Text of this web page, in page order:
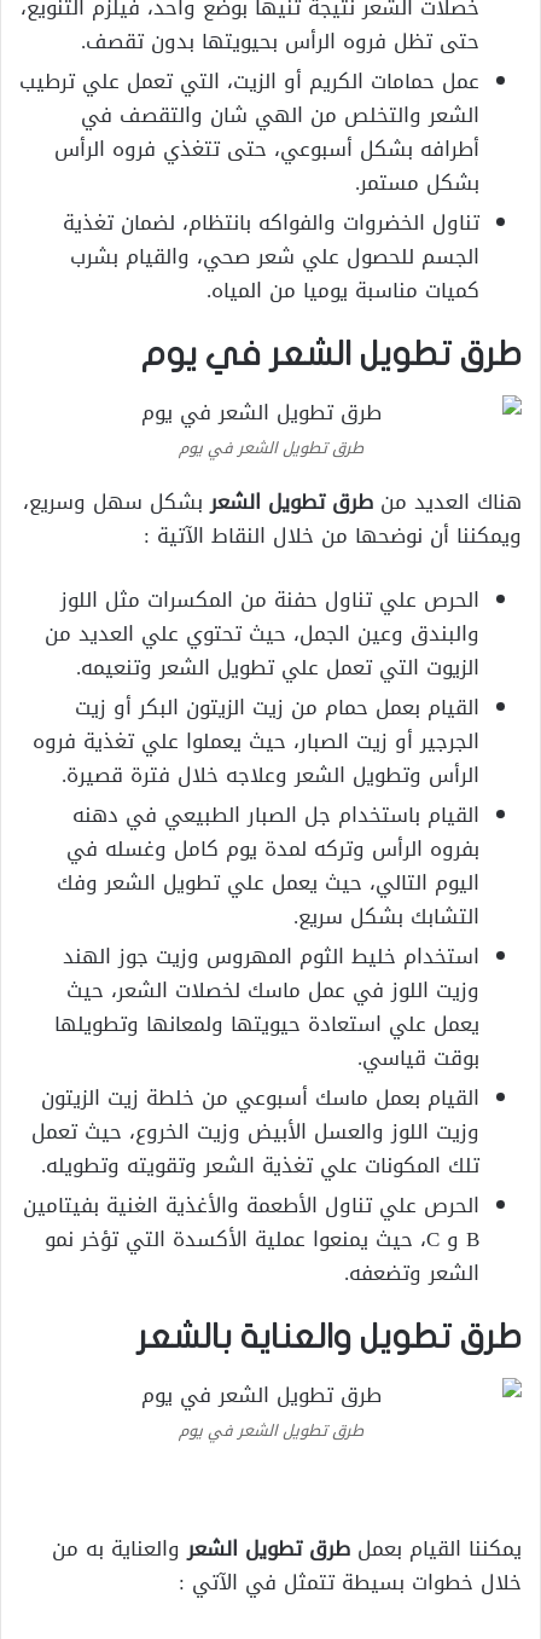
حتى تظل فروه الرأس بحيويتها بدون تقصف.
عمل حمامات الكريم أو الزيت، التي تعمل علي ترطيب
الشعر والتخلص من الهي شان والتقصف في
أطرافه بشكل أسبوعي، حتى تتغذي فروه الرأس
بشكل مستمر.
تناول الخضروات والفواكه بانتظام، لضمان تغذية
الجسم للحصول علي شعر صحي، والقيام بشرب
كميات مناسبة يوميا من المياه.
طرق تطويل الشعر في يوم
طرق تطويل الشعر في يوم
هناك العديد من طرق تطويل الشعربشكل سهل وسريع،
ويمكننا أن نوضحها من خلال النقاط الآتية :
الحرص علي تناول حفنة من المكسرات مثل اللوز
والبندق وعين الجمل، حيث تحتوي علي العديد من
الزيوت التي تعمل علي تطويل الشعر وتنعيمه.
القيام بعمل حمام من زيت الزيتون البكر أو زيت
الجرجير أو زيت الصبار، حيث يعملوا علي تغذية فروه
الرأس وتطويل الشعر وعلاجه خلال فترة قصيرة.
القيام باستخدام جل الصبار الطبيعي في دهنه
بفروه الرأس وتركه لمدة يوم كامل وغسله في
اليوم التالي، حيث يعمل علي تطويل الشعر وفك
التشابك بشكل سريع.
استخدام خليط الثوم المهروس وزيت جوز الهند
وزيت اللوز في عمل ماسك لخصلات الشعر، حيث
يعمل علي استعادة حيويتها ولمعانها وتطويلها
بوقت قياسي.
القيام بعمل ماسك أسبوعي من خلطة زيت الزيتون
وزيت اللوز والعسل الأبيض وزيت الخروع، حيث تعمل
تلك المكونات علي تغذية الشعر وتقويته وتطويله.
الحرص علي تناول الأطعمة والأغذية الغنية بفيتامين
B و C، حيث يمنعوا عملية الأكسدة التي تؤخر نمو
الشعر وتضعفه.
طرق تطويل والعناية بالشعر
طرق تطويل الشعر في يوم
يمكننا القيام بعمل طرق تطويل الشعروالعناية به من
خلال خطوات بسيطة تتمثل في الآتي :